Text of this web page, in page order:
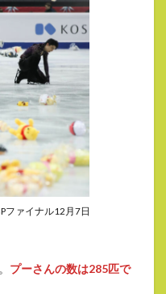
ファイナル12月7日
プーさんの数は285匹で